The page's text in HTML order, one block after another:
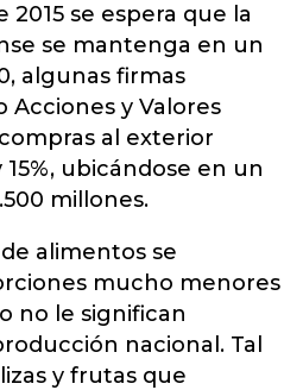
2015 se espera que la
se mantenga en un
algunas firmas
Acciones y Valores
al exterior
ubicándose en un
millones.
alimentos se
mucho menores
no le significan
nacional. Tal
y frutas que